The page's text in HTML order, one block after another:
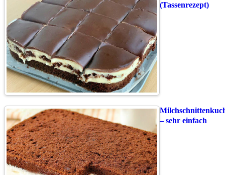
(Tassenrezept)
– sehr einfach